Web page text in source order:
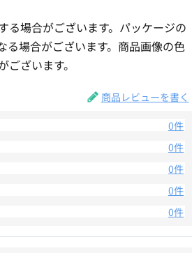
場合がございます。パッケージの
る場合がございます。商品画像の色
ざいます。
商品レビューを書く
0件
0件
0件
0件
0件